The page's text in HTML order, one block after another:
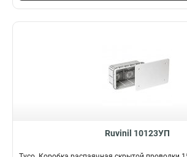
Ruvinil 10123УП